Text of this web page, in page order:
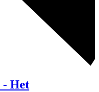
- Het